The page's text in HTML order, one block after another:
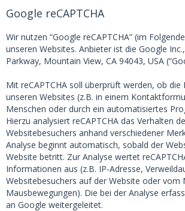
Google reCAPTCHA
Wir nutzen “Google reCAPTCHA” (im
unseren Websites. Anbieter ist die Google
Parkway, Mountain View, CA 94043, USA
Mit reCAPTCHA soll überprüft werden, ob
unseren Websites (z.B. in einem
Menschen oder durch ein automatisiertes
Hierzu analysiert reCAPTCHA das Verhalten
Websitebesuchers anhand verschiedener
Analyse beginnt automatisch, sobald der
Website betritt. Zur Analyse wertet
Informationen aus (z.B. IP-Adresse,
Websitebesuchers auf der Website oder vom
Mausbewegungen). Die bei der Analyse
an Google weitergeleitet.